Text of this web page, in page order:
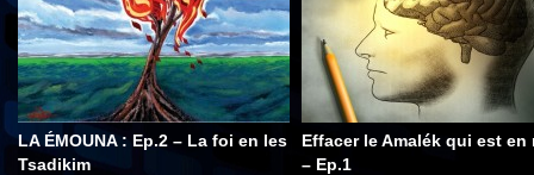
LA ÉMOUNA : Ep.2 – La foi en les
Tsadikim
Effacer le Amalék qui est en
– Ep.1